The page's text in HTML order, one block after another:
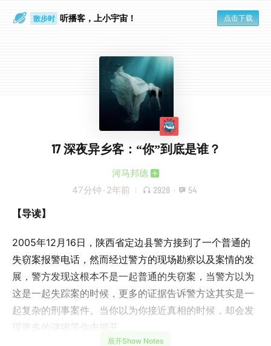
散步时 听播客，上小宇宙！ 点击下载
17 深夜异乡客：“你”到底是谁？
河马邦德
47分钟 · 2年前 2928 · 54
【导读】
2005年12月16日，陕西省定边县警方接到了一个普通的
失窃案报警电话，然而经过警方的现场勘察以及案情的发
展，警方发现这根本不是一起普通的失窃案，当警方以为
这是一起失踪案的时候，更多的证据告诉警方这其实是一
起复杂的刑事案件。当你以为你接近真相的时候，却会发
现更多的谜团等你去揭开……
展开Show Notes